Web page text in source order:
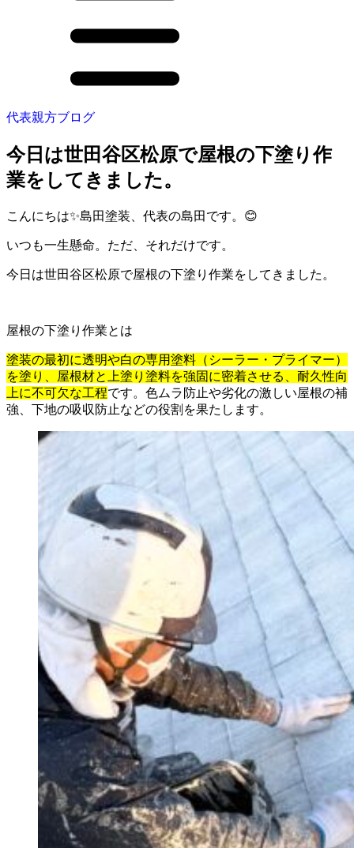
代表親方ブログ
今日は世田谷区松原で屋根の下塗り作
業をしてきました。
こんにちは✨島田塗装、代表の島田です。😊
いつも一生懸命。ただ、それだけです。
今日は世田谷区松原で屋根の下塗り作業をしてきました。
屋根の下塗り作業とは
塗装の最初に透明や白の専用塗料（シーラー・プライマー）
を塗り、屋根材と上塗り塗料を強固に密着させる、耐久性向
上に不可欠な工程です。色ムラ防止や劣化の激しい屋根の補
強、下地の吸収防止などの役割を果たします。